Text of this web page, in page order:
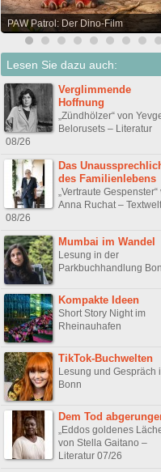
PAW Patrol: Der Dino-Film
Lesen Sie dazu auch:
Verglimmende
Hoffnung
„Zündhölzer“ von
Belorusets – Literatur
08/26
Das
des Familienlebens
„Vertraute Gespenster“
Anna Ruchat –
08/26
Mumbai im Wandel
Lesung in der
Parkbuchhandlung
Kompakte Ideen
Short Story Night im
Rheinauhafen
TikTok-Buchwelten
Lesung und Gespräch
Bonn
Dem Tod
„Eddos goldenes
von Stella Gaitano –
Literatur 07/26